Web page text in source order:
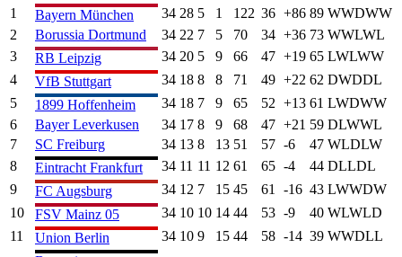
1
Bayern München 34 28 5 1 122 36 +86 89 WWDWW
2
Borussia Dortmund 34 22 7 5 70 34 +36 73 WWLWL
3
RB Leipzig 34 20 5 9 66 47 +19 65 LWLWW
4
VfB Stuttgart 34 18 8 8 71 49 +22 62 DWDDL
5
1899 Hoffenheim 34 18 7 9 65 52 +13 61 LWDWW
6
Bayer Leverkusen 34 17 8 9 68 47 +21 59 DLWWL
7
SC Freiburg 34 13 8 13 51 57 -6 47 WLDLW
8
Eintracht Frankfurt 34 11 11 12 61 65 -4 44 DLLDL
9
FC Augsburg 34 12 7 15 45 61 -16 43 LWWDW
10
FSV Mainz 05 34 10 10 14 44 53 -9 40 WLWLD
11
Union Berlin 34 10 9 15 44 58 -14 39 WWDLL